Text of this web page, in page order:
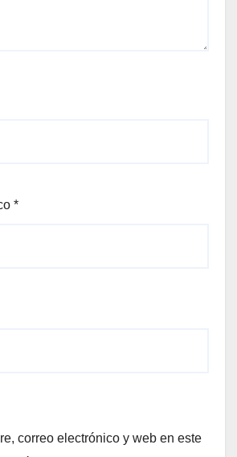
*
correo electrónico y web en este